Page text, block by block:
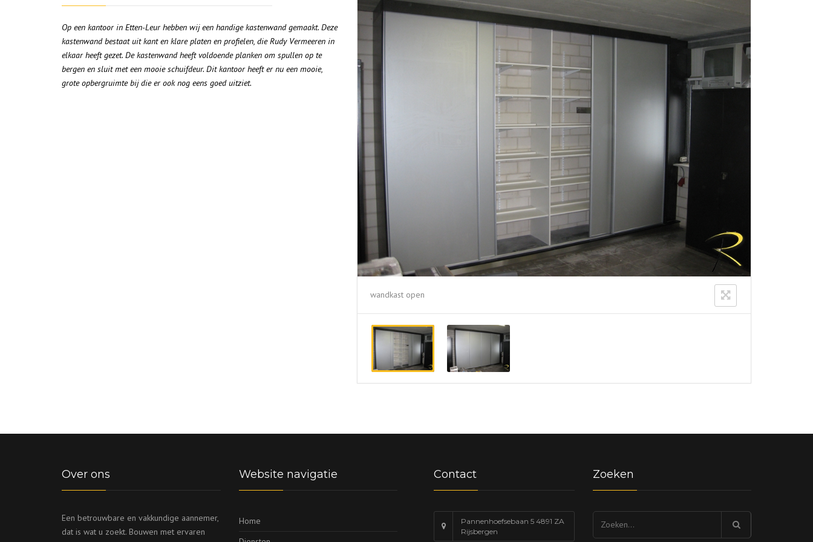
TUININRICHTING
Op een kantoor in Etten-Leur hebben wij een handige kastenwand gemaakt. Deze
kastenwand bestaat uit kant en klare platen en profielen, die Rudy Vermeeren in
elkaar heeft gezet. De kastenwand heeft voldoende planken om spullen op te
bergen en sluit met een mooie schuifdeur. Dit kantoor heeft er nu een mooie,
grote opbergruimte bij die er ook nog eens goed uitziet.
wandkast open
Over ons
Een betrouwbare en vakkundige aannemer,
dat is wat u zoekt. Bouwen met ervaren
Website navigatie
Home
Contact
Pannenhoefsebaan 5 4891 ZA
Rijsbergen
Zoeken